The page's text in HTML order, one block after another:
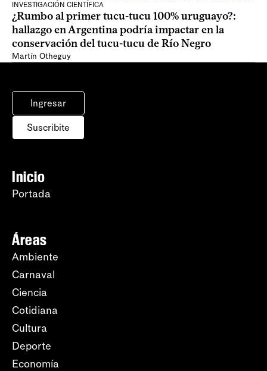
INVESTIGACIÓN CIENTÍFICA
¿Rumbo al primer tucu-tucu 100% uruguayo?:
hallazgo en Argentina podría impactar en la
conservación del tucu-tucu de Río Negro
Martín Otheguy
Ingresar
Suscribite
Inicio
Portada
Áreas
Ambiente
Carnaval
Ciencia
Cotidiana
Cultura
Deporte
Economía